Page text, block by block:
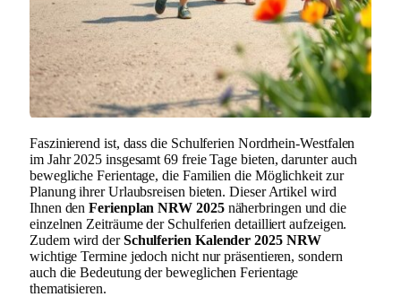
Faszinierend ist, dass die Schulferien Nordrhein-Westfalen
im Jahr 2025 insgesamt 69 freie Tage bieten, darunter auch
bewegliche Ferientage, die Familien die Möglichkeit zur
Planung ihrer Urlaubsreisen bieten. Dieser Artikel wird
Ihnen denFerienplan NRW 2025näherbringen und die
einzelnen Zeiträume der Schulferien detailliert aufzeigen.
Zudem wird derSchulferien Kalender 2025 NRW
wichtige Termine jedoch nicht nur präsentieren, sondern
auch die Bedeutung der beweglichen Ferientage
thematisieren.